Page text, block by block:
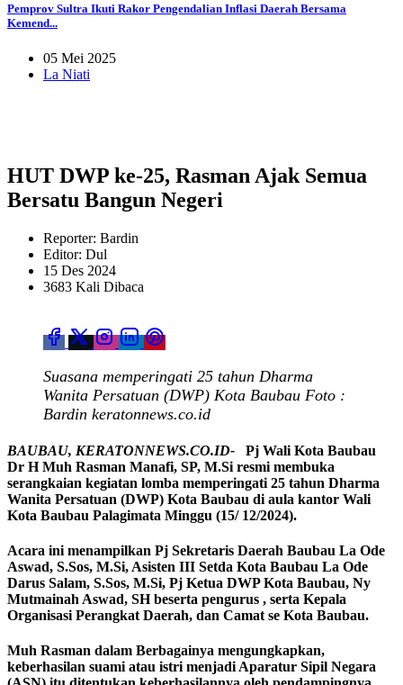
Pemprov Sultra Ikuti Rakor Pengendalian Inflasi Daerah Bersama
Kemend...
05 Mei 2025
La Niati
HUT DWP ke-25, Rasman Ajak Semua
Bersatu Bangun Negeri
Reporter: Bardin
Editor: Dul
15 Des 2024
3683 Kali Dibaca
Suasana memperingati 25 tahun Dharma
Wanita Persatuan (DWP) Kota Baubau Foto :
Bardin keratonnews.co.id
BAUBAU, KERATONNEWS.CO.ID-
Pj Wali Kota Baubau
Dr H Muh Rasman Manafi, SP, M.Si resmi membuka
serangkaian kegiatan lomba memperingati 25 tahun Dharma
Wanita Persatuan (DWP) Kota Baubau di aula kantor Wali
Kota Baubau Palagimata Minggu (15/ 12/2024).
Acara ini menampilkan Pj Sekretaris Daerah Baubau La Ode
Aswad, S.Sos, M.Si, Asisten III Setda Kota Baubau La Ode
Darus Salam, S.Sos, M.Si, Pj Ketua DWP Kota Baubau, Ny
Mutmainah Aswad, SH beserta pengurus , serta Kepala
Organisasi Perangkat Daerah, dan Camat se Kota Baubau.
Muh Rasman dalam Berbagainya mengungkapkan,
keberhasilan suami atau istri menjadi Aparatur Sipil Negara